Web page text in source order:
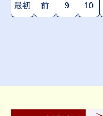
最初 前 9 10